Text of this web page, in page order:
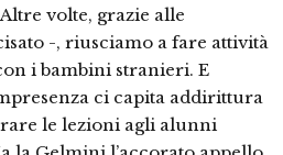
volte, grazie alle
-, riusciamo a fare attività
i bambini stranieri. E
ci capita addirittura
le lezioni agli alunni